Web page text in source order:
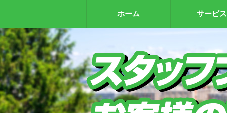
ホーム サービス